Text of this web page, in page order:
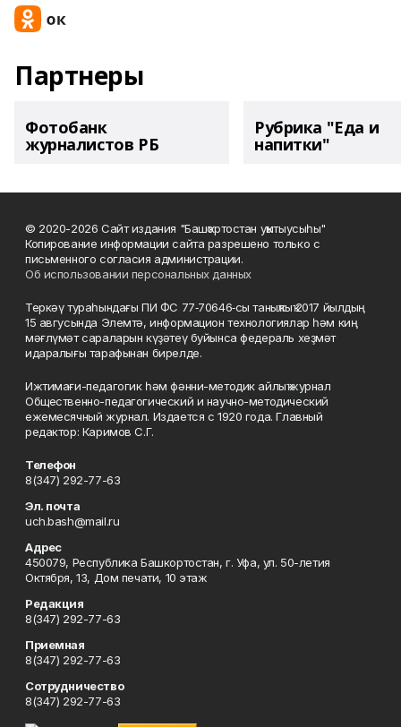
Партнеры
Фотобанк
журналистов РБ
Рубрика "Еда и
напитки"
© 2020-2026 Сайт издания "Башҡортостан уҡытыусыһы"
Копирование информации сайта разрешено только с
письменного согласия администрации.
Об использовании персональных данных
Теркәү тураһындағы ПИ ФС 77‑70646‑сы таныҡлыҡ 2017 йылдың
15 авгусында Элемтә, информацион технологиялар һәм киң
мәғлүмәт сараларын күҙәтеү буйынса федераль хеҙмәт
идаралығы тарафынан бирелде.
Ижтимағи-педагогик һәм фәнни-методик айлыҡ журнал
Общественно-педагогический и научно-методический
ежемесячный журнал. Издается с 1920 года. Главный
редактор: Каримов С.Г.
Телефон
8(347) 292-77-63
Эл. почта
uch.bash@mail.ru
Адрес
450079, Республика Башкортостан, г. Уфа, ул. 50-летия
Октября, 13, Дом печати, 10 этаж
Редакция
8(347) 292-77-63
Приемная
8(347) 292-77-63
Сотрудничество
8(347) 292-77-63